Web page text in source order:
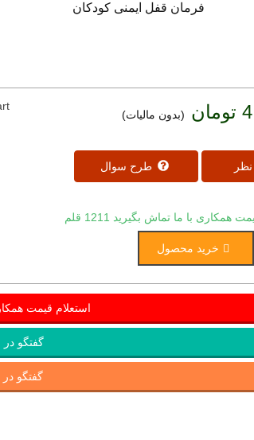
فرمان قفل ایمنی کودکان
(بدون مالیات)
طرح سوال
همکاری با ما تماش بگیرید 1211 قلم
خرید محصول
استعلام قیمت
گفتگو در
گفتگو در